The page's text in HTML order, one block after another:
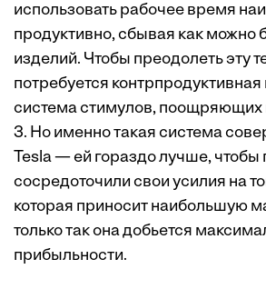
использовать рабочее время
продуктивно, сбывая как можно
изделий. Чтобы преодолеть эту
потребуется
система стимулов, поощряющих
3. Но именно такая система
Tesla — ей гораздо лучше,
сосредоточили свои усилия на
которая приносит наибольшую
только так она добьется
прибыльности.